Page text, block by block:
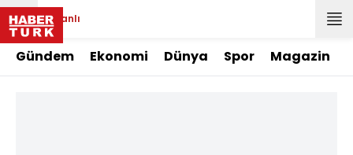
Canlı
Gündem Ekonomi Dünya Spor Magazin